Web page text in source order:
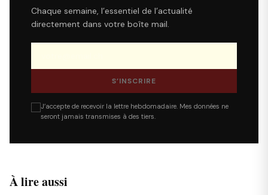
Chaque semaine, l’essentiel de l’actualité
directement dans votre boîte mail.
S’INSCRIRE
J’accepte de recevoir la lettre hebdomadaire. Mes données ne
seront jamais transmises à des tiers.
À lire aussi